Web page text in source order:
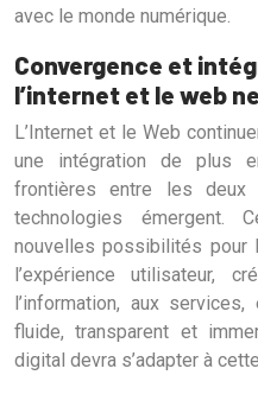
avec le monde numérique.
Convergence et
l’internet et le web
L’Internet et le Web
une intégration de plus
frontières entre les deux
technologies émergent.
nouvelles possibilités pour
l’expérience utilisateur,
l’information, aux
fluide, transparent et
digital devra s’adapter à